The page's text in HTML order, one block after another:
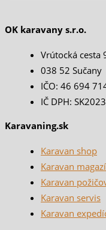
OK karavany s.r.o.
Vrútocká cesta
038 52 Sučany
IČO: 46 694
IČ DPH:
Karavaning.sk
Karavan shop
Karavan
Karavan
Karavan servis
Karavan